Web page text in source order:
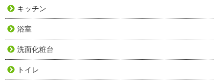
キッチン
浴室
洗面化粧台
トイレ